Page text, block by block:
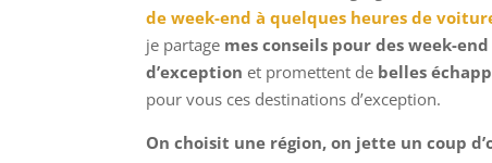
de week-end à quelques heures de
je partage mes conseils pour des week-
d’exception et promettent de belles
pour vous ces destinations d’exception.
On choisit une région, on jette un coup